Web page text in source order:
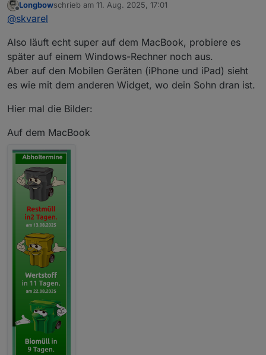
Offline
Longbowschrieb am 11. Aug. 2025, 17:01
zuletzt editiert von
@skvarel
Also läuft echt super auf dem MacBook, probiere es
später auf einem Windows-Rechner noch aus.
Aber auf den Mobilen Geräten (iPhone und iPad) sieht
es wie mit dem anderen Widget, wo dein Sohn dran ist.
Hier mal die Bilder:
Auf dem MacBook